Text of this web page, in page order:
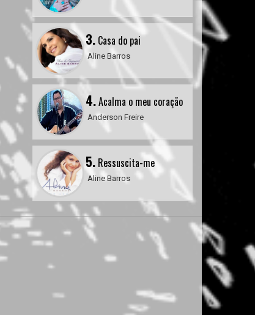
3.Casa do pai
Aline Barros
4.Acalma o meu coração
Anderson Freire
5.Ressuscita-me
Aline Barros